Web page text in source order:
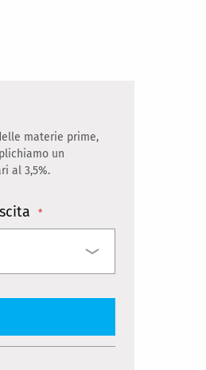
materie prime,
un
al 3,5%.